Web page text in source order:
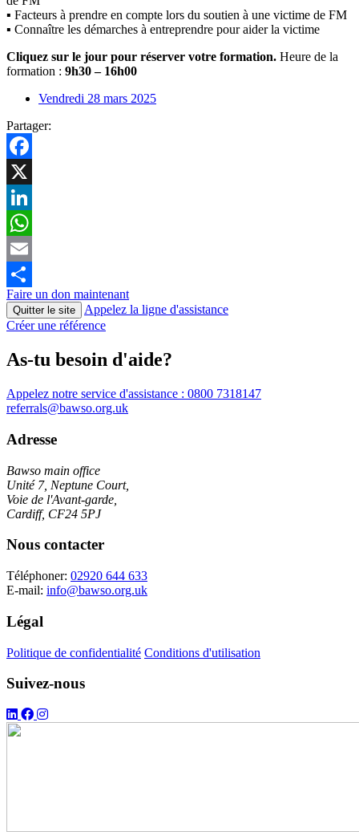
▪ Facteurs à prendre en compte lors du soutien à une victime de FM
▪ Connaître les démarches à entreprendre pour aider la victime
Cliquez sur le jour pour réserver votre formation. Heure de la
formation : 9h30 – 16h00
Vendredi 28 mars 2025
Partager:
Facebook
X
LinkedIn
WhatsApp
Email
Partager
Faire un don maintenant
Quitter le site
Appelez la ligne d'assistance
Créer une référence
As-tu besoin d'aide?
Appelez notre service d'assistance : 0800 7318147
referrals@bawso.org.uk
Adresse
Bawso main office
Unité 7, Neptune Court,
Voie de l'Avant-garde,
Cardiff, CF24 5PJ
Nous contacter
Téléphoner: 02920 644 633
E-mail: info@bawso.org.uk
Légal
Politique de confidentialité Conditions d'utilisation
Suivez-nous